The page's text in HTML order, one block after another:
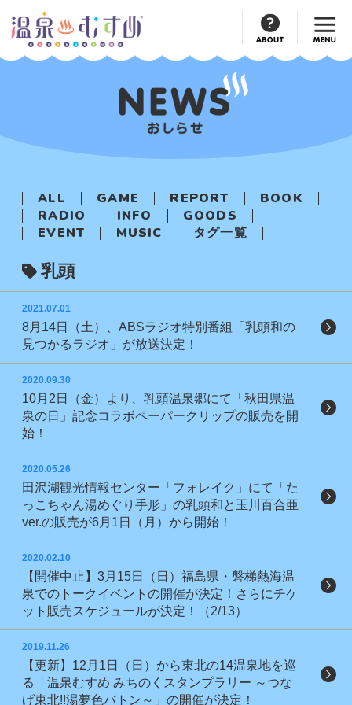
Official
Account
ALL GAME REPORT
BOOK
RADIO
INFO
GOODS
EVENT
MUSIC タグ一覧
乳頭
2021.07.01
8月14日（土）、ABSラジオ特別番組「乳頭和の
見つかるラジオ」が放送決定！
2020.09.30
10月2日（金）より、乳頭温泉郷にて「秋田県温
泉の日」記念コラボペーパークリップの販売を開
始！
2020.05.26
田沢湖観光情報センター「フォレイク」にて「た
っこちゃん湯めぐり手形」の乳頭和と玉川百合亜
ver.の販売が6月1日（月）から開始！
2020.02.10
【開催中止】3月15日（日）福島県・磐梯熱海温
泉でのトークイベントの開催が決定！さらにチケ
ット販売スケジュールが決定！（2/13）
2019.11.26
【更新】12月1日（日）から東北の14温泉地を巡
る「温泉むすめ みちのくスタンプラリー ～つな
げ東北!!湯夢色バトン～」の開催が決定！